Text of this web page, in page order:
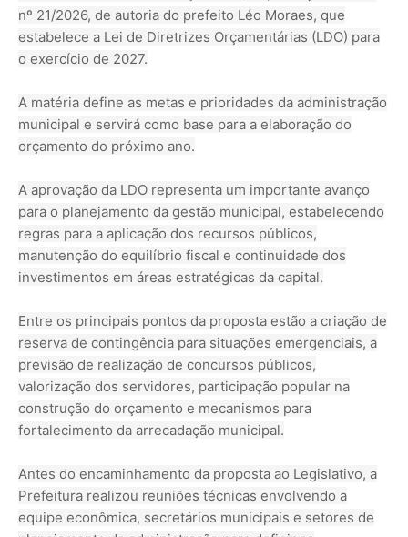
nº 21/2026, de autoria do prefeito Léo Moraes, que
estabelece a Lei de Diretrizes Orçamentárias (LDO) para
o exercício de 2027.
A matéria define as metas e prioridades da administração
municipal e servirá como base para a elaboração do
orçamento do próximo ano.
A aprovação da LDO representa um importante avanço
para o planejamento da gestão municipal, estabelecendo
regras para a aplicação dos recursos públicos,
manutenção do equilíbrio fiscal e continuidade dos
investimentos em áreas estratégicas da capital.
Entre os principais pontos da proposta estão a criação de
reserva de contingência para situações emergenciais, a
previsão de realização de concursos públicos,
valorização dos servidores, participação popular na
construção do orçamento e mecanismos para
fortalecimento da arrecadação municipal.
Antes do encaminhamento da proposta ao Legislativo, a
Prefeitura realizou reuniões técnicas envolvendo a
equipe econômica, secretários municipais e setores de